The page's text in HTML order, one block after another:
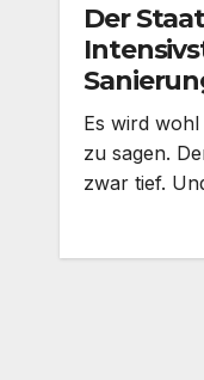
Der
Es wird
zu sagen.
zwar tief.